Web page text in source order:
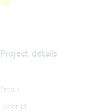
Project details
Status
Looptijd